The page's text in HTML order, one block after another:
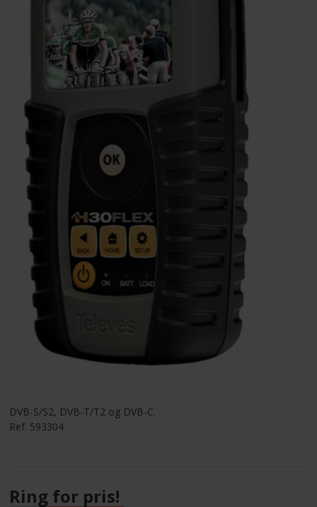
BETINGELSER
KONTAKT
FORSIDE
KUNDECENTER
ANMOD OM ADGANG
TELEFON: +45 4352 6644
DVB-S/S2, DVB-T/T2 og DVB-C.
Ref. 593304
Ring for pris!